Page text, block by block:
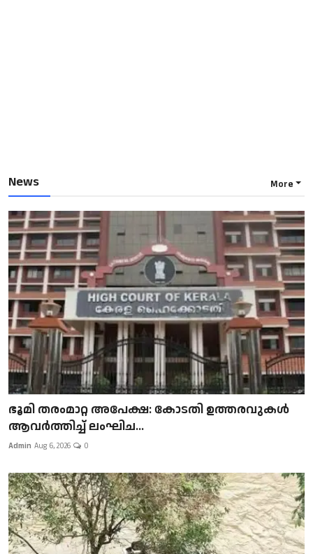
News More
ഭൂമി തരംമാറ്റ അപേക്ഷ: കോടതി ഉത്തരവുകൾ
ആവർത്തിച്ച് ലംഘിച...
Admin Aug 6, 2026 0